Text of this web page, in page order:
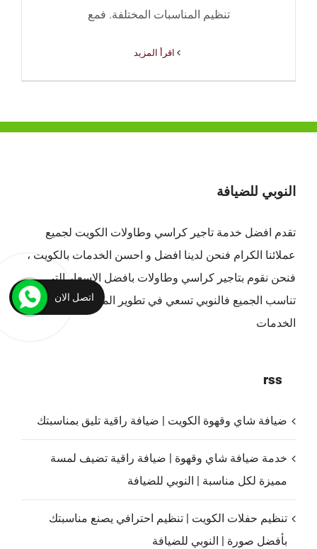
تنظيم المناسبات المختلفة. فمع
النوبي للضيافة
تقدم افضل خدمة تاجير كراسي وطاولات الكويت لجميع
عملائنا الكرام فنحن لدينا افضل و احسن الخدمات بالكويت ،
فنحن نقوم بتاجير كراسي وطاولات بافضل الاسعار التي
تناسب الجميع فالنوبي تسعي في تطوير المستمر في مجال
الخدمات
rss
ضيافة شاي وقهوة الكويت | ضيافة راقية تليق بمناسبتك
خدمة ضيافة شاي وقهوة | ضيافة راقية تضيف لمسة
مميزة لكل مناسبة | النوبي للضيافة
تنظيم حفلات الكويت | تنظيم احترافي يصنع مناسبتك
بأفضل صورة | النوبي للضيافة
اتصل الان